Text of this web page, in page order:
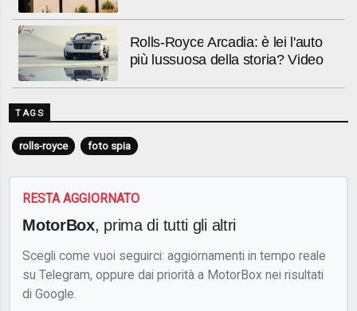
Rolls-Royce Arcadia: è lei l'auto
più lussuosa della storia? Video
TAGS
rolls-royce foto spia
RESTA AGGIORNATO
MotorBox, prima di tutti gli altri
Scegli come vuoi seguirci: aggiornamenti in tempo reale
su Telegram, oppure dai priorità a MotorBox nei risultati
di Google.